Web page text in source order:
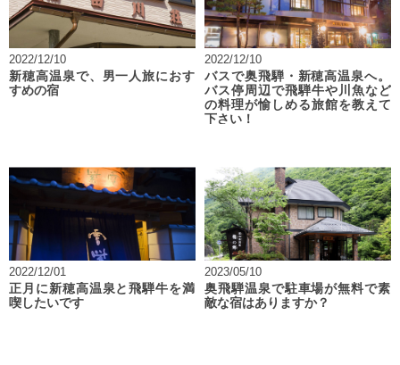
2022/12/10
新穂高温泉で、男一人旅におす
すめの宿
2022/12/10
バスで奥飛騨・新穂高温泉へ。
バス停周辺で飛騨牛や川魚など
の料理が愉しめる旅館を教えて
下さい！
2022/12/01
正月に新穂高温泉と飛騨牛を満
喫したいです
2023/05/10
奥飛騨温泉で駐車場が無料で素
敵な宿はありますか？